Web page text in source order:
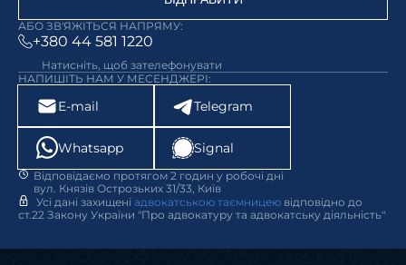
АБО ЗВ'ЯЖІТЬСЯ НАПРЯМУ:
+380 44 581 1220
Натисніть, щоб зателефонувати
НАПИШІТЬ НАМ У МЕСЕНДЖЕРІ:
E-mail Telegram
Whatsapp Signal
Відповідаємо протягом 2 годин у робочі дні
вул. Князів Острозьких 31/33, Київ
Усі дані захищені адвокатською таємницею відповідно до
ст.22 Закону України "Про адвокатуру та адвокатську діяльність"